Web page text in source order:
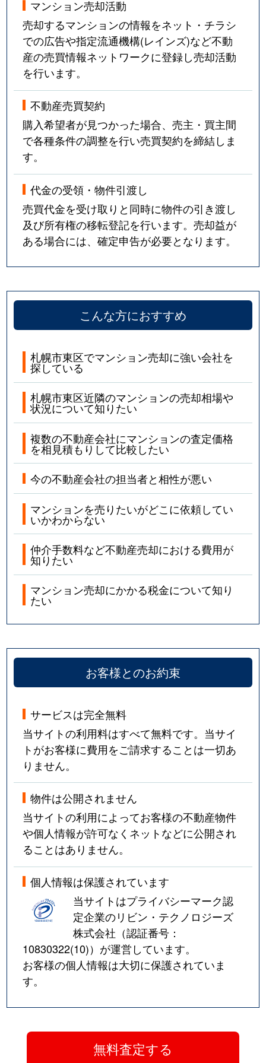
マンション売却活動
売却するマンションの情報をネット・チラシ
での広告や指定流通機構(レインズ)など不動
産の売買情報ネットワークに登録し売却活動
を行います。
不動産売買契約
購入希望者が見つかった場合、売主・買主間
で各種条件の調整を行い売買契約を締結しま
す。
代金の受領・物件引渡し
売買代金を受け取りと同時に物件の引き渡し
及び所有権の移転登記を行います。売却益が
ある場合には、確定申告が必要となります。
こんな方におすすめ
札幌市東区でマンション売却に強い会社を
探している
札幌市東区近隣のマンションの売却相場や
状況について知りたい
複数の不動産会社にマンションの査定価格
を相見積もりして比較したい
今の不動産会社の担当者と相性が悪い
マンションを売りたいがどこに依頼してい
いかわからない
仲介手数料など不動産売却における費用が
知りたい
マンション売却にかかる税金について知り
たい
お客様とのお約束
サービスは完全無料
当サイトの利用料はすべて無料です。当サイ
トがお客様に費用をご請求することは一切あ
りません。
物件は公開されません
当サイトの利用によってお客様の不動産物件
や個人情報が許可なくネットなどに公開され
ることはありません。
個人情報は保護されています
当サイトはプライバシーマーク認
定企業のリビン・テクノロジーズ
株式会社（認証番号：
10830322(10)）が運営しています。
お客様の個人情報は大切に保護されていま
す。